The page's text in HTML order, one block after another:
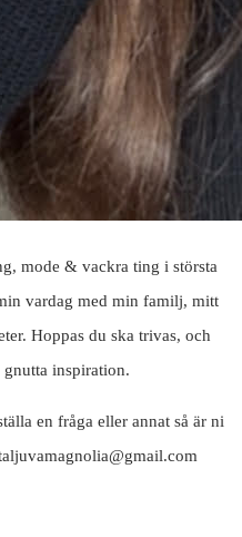
mode & vackra ting i största
vardag med min familj, mitt
Hoppas du ska trivas, och
inspiration.
en fråga eller annat så är ni